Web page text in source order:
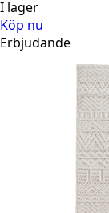
I lager
Köp nu
Erbjudande